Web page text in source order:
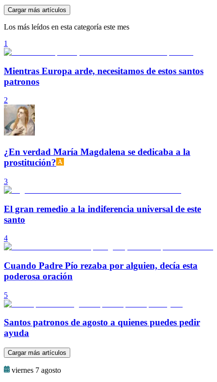
Cargar más artículos
Los más leídos en esta categoría este mes
1
Mientras Europa arde, necesitamos de estos santos
patronos
2
¿En verdad María Magdalena se dedicaba a la
prostitución?
3
El gran remedio a la indiferencia universal de este
santo
4
Cuando Padre Pío rezaba por alguien, decía esta
poderosa oración
5
Santos patronos de agosto a quienes puedes pedir
ayuda
Cargar más artículos
viernes 7 agosto